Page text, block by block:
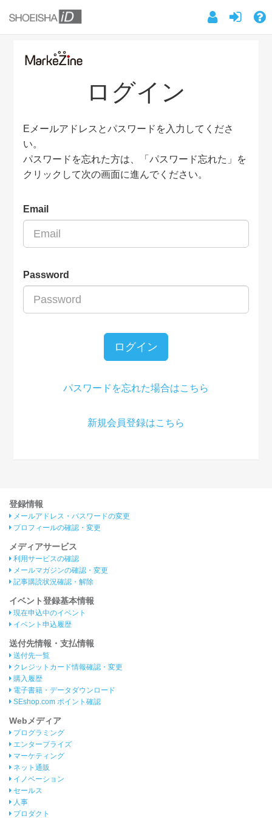
ログイン
Eメールアドレスとパスワードを入力してくださ
い。
パスワードを忘れた方は、「パスワード忘れた」を
クリックして次の画面に進んでください。
Email
Password
ログイン
パスワードを忘れた場合はこちら
新規会員登録はこちら
登録情報
メールアドレス・パスワードの変更
プロフィールの確認・変更
メディアサービス
利用サービスの確認
メールマガジンの確認・変更
記事購読状況確認・解除
イベント登録基本情報
現在申込中のイベント
イベント申込履歴
送付先情報・支払情報
送付先一覧
クレジットカード情報確認・変更
購入履歴
電子書籍・データダウンロード
SEshop.com ポイント確認
Webメディア
プログラミング
エンタープライズ
マーケティング
ネット通販
イノベーション
セールス
人事
プロダクト